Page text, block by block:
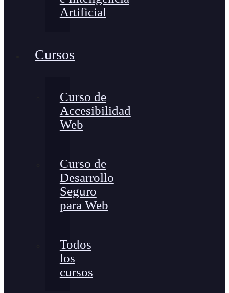
Artificial
Cursos
Curso de
Accesibilidad
Web
Curso de
Desarrollo
Seguro
para Web
Todos
los
cursos